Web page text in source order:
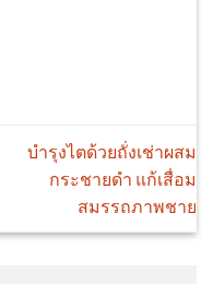
บำรุงไตด้วยถั่งเช่าผสม
กระชายดำ แก้เสื่อม
สมรรถภาพชาย